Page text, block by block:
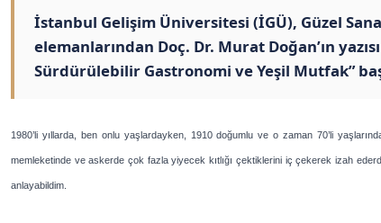
İstanbul Gelişim Üniversitesi (İGÜ), Güzel
elemanlarından Doç. Dr. Murat Doğan’ın
Sürdürülebilir Gastronomi ve Yeşil Mutfak”
1980’li yıllarda, ben onlu yaşlardayken, 1910 doğumlu ve o zaman 70’li
memleketinde ve askerde çok fazla yiyecek kıtlığı çektiklerini iç çekerek izah
anlayabildim.